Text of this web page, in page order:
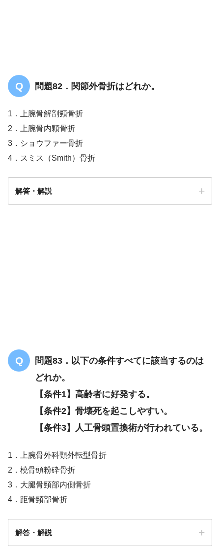
問題82．関節外骨折はどれか。
1．上腕骨解剖頸骨折
2．上腕骨内顆骨折
3．ショウファー骨折
4．スミス（Smith）骨折
解答・解説
問題83．以下の条件すべてに該当するのは
どれか。
【条件1】高齢者に好発する。
【条件2】骨壊死を起こしやすい。
【条件3】人工骨頭置換術が行われている。
1．上腕骨外科頸外転型骨折
2．橈骨頭粉砕骨折
3．大腿骨頸部内側骨折
4．距骨頸部骨折
解答・解説